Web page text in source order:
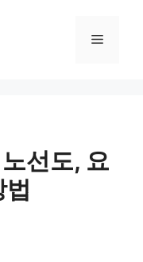
메
선도, 요
법